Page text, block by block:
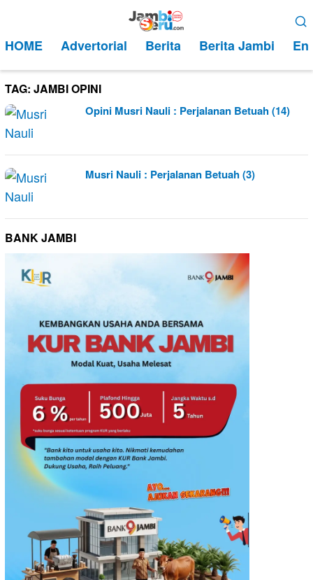
kontenMobile
HOME Advertorial Berita Berita Jambi
TAG: JAMBI OPINI
Opini Musri Nauli : Perjalanan Betuah (14)
Musri Nauli : Perjalanan Betuah (3)
BANK JAMBI